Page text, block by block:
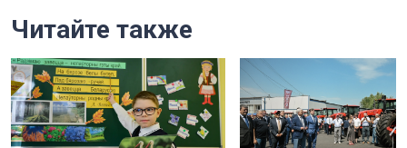
Читайте также